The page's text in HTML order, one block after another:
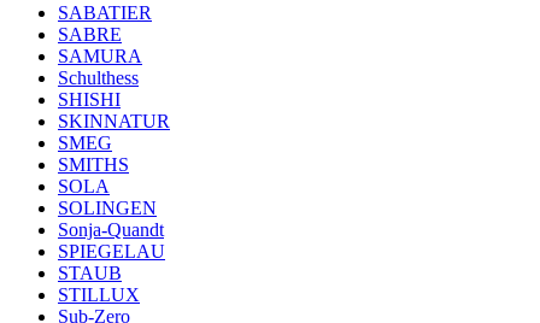
SABATIER
SABRE
SAMURA
Schulthess
SHISHI
SKINNATUR
SMEG
SMITHS
SOLA
SOLINGEN
Sonja-Quandt
SPIEGELAU
STAUB
STILLUX
Sub-Zero